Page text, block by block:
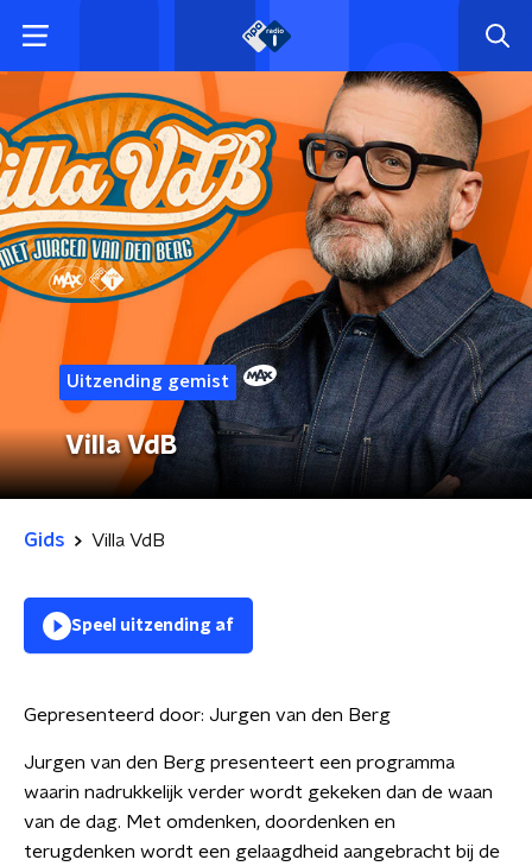
Uitzending gemist
Villa VdB
Gids Villa VdB
Speel uitzending af
Gepresenteerd door: Jurgen van den Berg
Jurgen van den Berg presenteert een programma
waarin nadrukkelijk verder wordt gekeken dan de waan
van de dag. Met omdenken, doordenken en
terugdenken wordt een gelaagdheid aangebracht bij de